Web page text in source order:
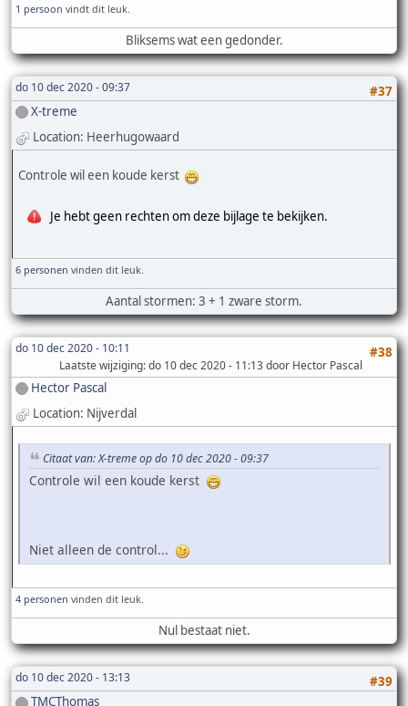
1 persoon vindt dit leuk.
Bliksems wat een gedonder.
do 10 dec 2020 - 09:37
#37
X-treme
Location: Heerhugowaard
Controle wil een koude kerst
Je hebt geen rechten om deze bijlage te bekijken.
6 personen vinden dit leuk.
Aantal stormen: 3 + 1 zware storm.
do 10 dec 2020 - 10:11 #38
Laatste wijziging: do 10 dec 2020 - 11:13 door Hector Pascal
Hector Pascal
Location: Nijverdal
Citaat van: X-treme op do 10 dec 2020 - 09:37
Controle wil een koude kerst
Niet alleen de control...
4 personen vinden dit leuk.
Nul bestaat niet.
do 10 dec 2020 - 13:13
#39
TMCThomas